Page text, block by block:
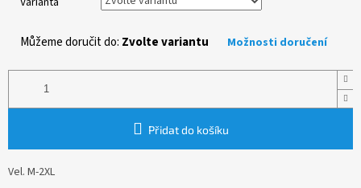
Můžeme doručit do: Zvolte variantu Možnosti doručení
Přidat do košíku
Vel. M-2XL